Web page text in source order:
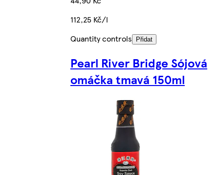
112,25 Kč/l
Quantity controls
Přidat
Pearl River Bridge Sójová
omáčka tmavá 150ml